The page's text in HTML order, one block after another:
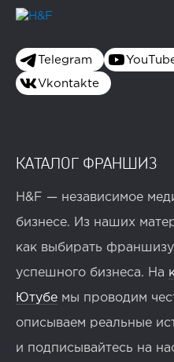
Telegram
Vkontakte
КАТАЛОГ ФРАНШИЗ
H&F — независимое
бизнесе. Из наших
как выбирать
успешного бизнеса. На
Ютубе мы проводим
описываем реальные
и подписывайтесь на